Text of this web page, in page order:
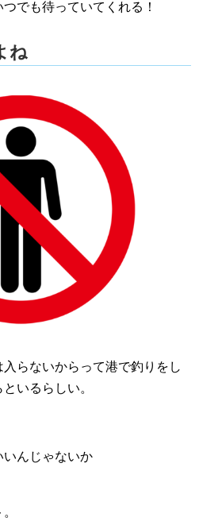
でも待っていてくれる！
ね
らないからって港で釣りをし
いるらしい。
んじゃないか